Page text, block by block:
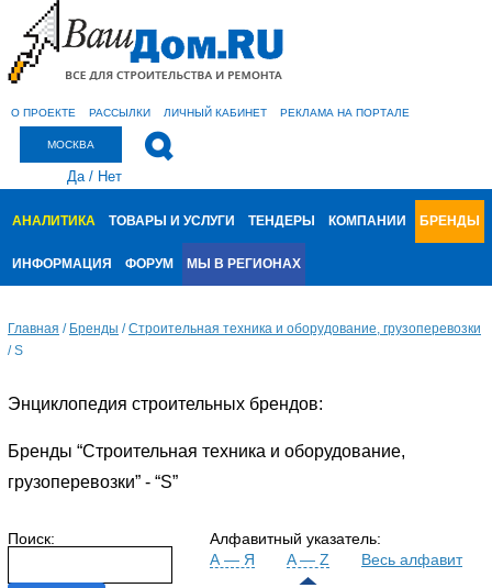
О ПРОЕКТЕ РАССЫЛКИ ЛИЧНЫЙ КАБИНЕТ РЕКЛАМА НА ПОРТАЛЕ
МОСКВА
Да/ Нет
АНАЛИТИКА ТОВАРЫ И УСЛУГИ ТЕНДЕРЫ КОМПАНИИ БРЕНДЫ
ИНФОРМАЦИЯ ФОРУМ МЫ В РЕГИОНАХ
Главная / Бренды / Строительная техника и оборудование, грузоперевозки
/S
Энциклопедия строительных брендов:
Бренды “Строительная техника и оборудование,
грузоперевозки” - “S”
Алфавитный указатель:
А — Я
A — Z Весь алфавит
Поиск: